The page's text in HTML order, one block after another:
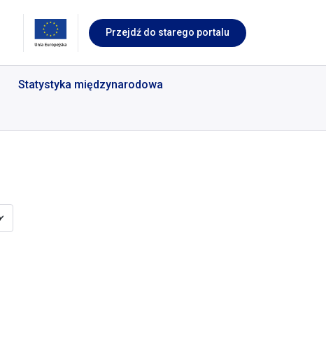
Przejdź do starego portalu
Statystyka międzynarodowa